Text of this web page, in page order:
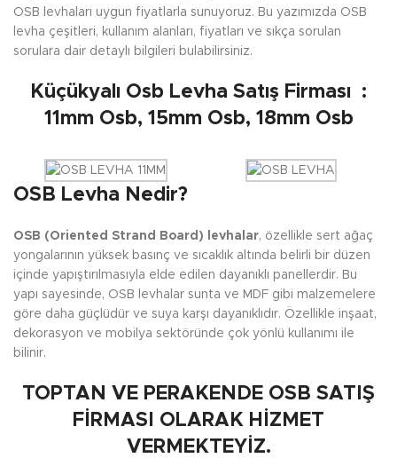
OSB levhaları uygun fiyatlarla sunuyoruz. Bu yazımızda OSB
levha çeşitleri, kullanım alanları, fiyatları ve sıkça sorulan
sorulara dair detaylı bilgileri bulabilirsiniz.
Küçükyalı Osb Levha Satış Firması :
11mm Osb, 15mm Osb, 18mm Osb
OSB Levha Nedir?
OSB (Oriented Strand Board) levhalar, özellikle sert ağaç
yongalarının yüksek basınç ve sıcaklık altında belirli bir düzen
içinde yapıştırılmasıyla elde edilen dayanıklı panellerdir. Bu
yapı sayesinde, OSB levhalar sunta ve MDF gibi malzemelere
göre daha güçlüdür ve suya karşı dayanıklıdır. Özellikle inşaat,
dekorasyon ve mobilya sektöründe çok yönlü kullanımı ile
bilinir.
TOPTAN VE PERAKENDE OSB SATIŞ
FİRMASI OLARAK HİZMET
VERMEKTEYİZ.